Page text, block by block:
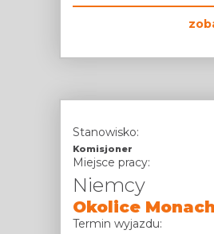
Stanowisko:
Komisjoner
Miejsce pracy:
Niemcy
Okolice
Termin wyjazdu: